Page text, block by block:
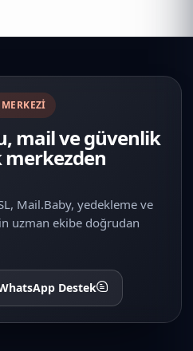
mail ve güvenlik
merkezden
Mail.Baby, yedekleme ve
uzman ekibe doğrudan
Destek